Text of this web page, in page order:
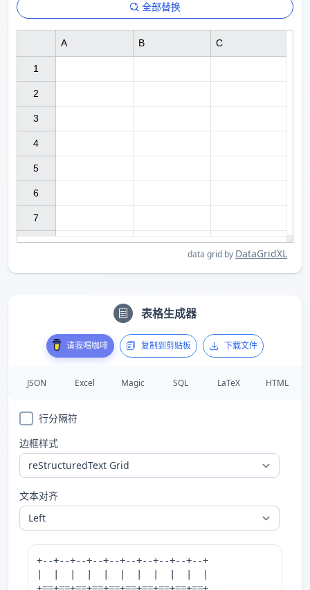
全部替换
1
2
3
4
5
6
7
A B C
data grid by DataGridXL
表格生成器
请我喝咖啡 复制到剪贴板 下载文件
JSON Excel Magic SQL LaTeX HTML
行分隔符
边框样式
文本对齐